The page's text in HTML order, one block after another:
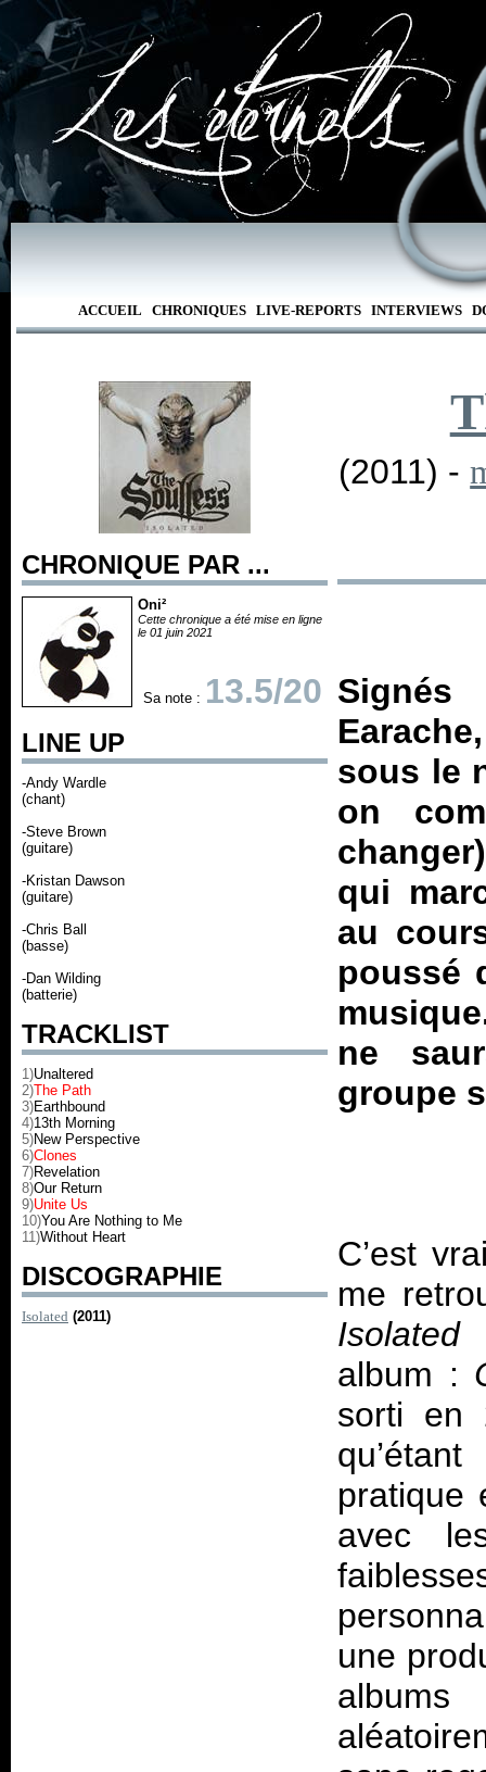
ACCUEIL CHRONIQUES LIVE-REPORTS INTERVIEWS
CHRONIQUE PAR ...
Oni²
Cette chronique a été mise en ligne
le 01 juin 2021
Sa note : 13.5/20
LINE UP
-Andy Wardle
(chant)
-Steve Brown
(guitare)
-Kristan Dawson
(guitare)
-Chris Ball
(basse)
-Dan Wilding
(batterie)
TRACKLIST
1)Unaltered
2)The Path
3)Earthbound
4)13th Morning
5)New Perspective
6)Clones
7)Revelation
8)Our Return
9)Unite Us
10)You Are Nothing to Me
11)Without Heart
DISCOGRAPHIE
Isolated (2011)
(2011) -
sous le
on
qui
au
poussé
ne
groupe
C’est
me
Isolated
album :
sorti en
pratique
avec
une